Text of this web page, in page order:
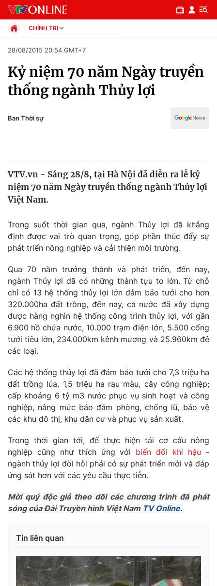
Chuyên mục
Chính trị
Y tế
Tin tức
Thế giới đó đây
Câu chuyện quốc tế
Kinh tế
Thị trường
Góc doanh nghiệp
Dữ liệu và đời sống
Truyền hình
Phim VTV
Hậu trường
Nhân vật
Khán giả
Giải sao mai
Giải trí
Điện ảnh
Sao
Đời sống
Du lịch
Làm đẹp
Chất lượng cuộc sống
Giáo dục
Tuyển sinh
Học trực tuyến
Công nghệ
Sản phẩm
Thị trường
Giao lưu trực tuyến
Lịch phát sóng
Chuyên mục khác
Video Shorts video
CHÍNH TRỊ
Xã hội
Pháp luật
Kinh tế
Thể thao
Văn hóa - Giải trí
Giáo dục
28/08/2015 20:54 GMT+7
Kỷ niệm 70 năm Ngày truyền
thống ngành Thủy lợi
Ban Thời sự
VTV.vn - Sáng 28/8, tại Hà Nội đã diễn ra lễ kỷ
niệm 70 năm Ngày truyền thống ngành Thủy lợi
Việt Nam.
Trong suốt thời gian qua, ngành Thủy lợi đã khẳng
định được vai trò quan trọng, góp phần thúc đẩy sự
phát triển nông nghiệp và cải thiện môi trường.
Qua 70 năm trưởng thành và phát triển, đến nay,
ngành Thủy lợi đã có những thành tựu to lớn. Từ chỗ
chỉ có 13 hệ thống thủy lợi lớn đảm bảo tưới cho hơn
320.000ha đất trồng, đến nay, cả nước đã xây dựng
được hàng nghìn hệ thống công trình thủy lợi, với gần
6.900 hồ chứa nước, 10.000 trạm điện lớn, 5.500 cống
tưới tiêu lớn, 234.000km kênh mương và 25.960km đê
các loại.
Các hệ thống thủy lợi đã đảm bảo tưới cho 7,3 triệu ​ha
đất trồng lúa, 1,5 triệu ha rau màu, cây công nghiệp;
cấp khoảng 6 tỷ m3 nước phục vụ sinh hoạt và công
nghiệp, nâng mức bảo đảm phòng, chống lũ, bảo vệ
các khu đô thị, khu dân cư và phục vụ sản xuất.
Trong thời gian tới, để thực hiện tái cơ cấu nông
nghiệp cũng như thích ứng với biến đổi khí hậu -
ngành thủy lợi đòi hỏi phải có sự phát triển mới và đáp
ứng sát hơn với các yêu cầu thực tiễn.
Mời quý độc giả theo dõi các chương trình đã phát
sóng của Đài Truyền hình Việt Nam TV Online.
Tin liên quan